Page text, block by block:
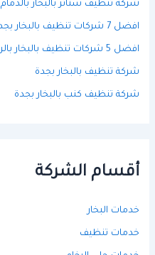
شركة تنظيف ستائر بالبخار بالدمام
افضل 7 شركات تنظيف بالبخار بجدة
افضل 5 شركات تنظيف بالبخار بالرياض
شركة تنظيف بالبخار بجدة
شركة تنظيف كنب بالبخار بجدة
أقسام الشركة
خدمات البخار
خدمات تنظيف